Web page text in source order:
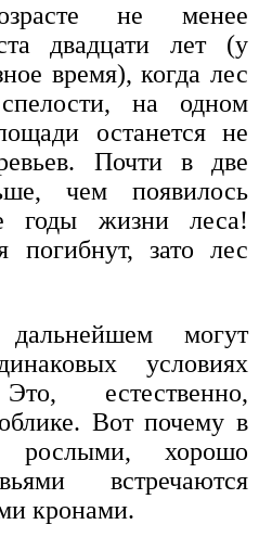
не менее
двадцати лет (у
время), когда лес
на одном
останется не
Почти в две
чем появилось
годы жизни леса!
погибнут, зато лес
могут
условиях
естественно,
Вот почему в
хорошо
встречаются
кронами.